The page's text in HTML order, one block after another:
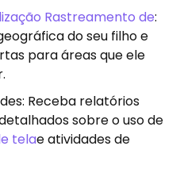
Rastreamento de:
do seu filho e
para áreas que ele
Receba relatórios
sobre o uso de
telae atividades de